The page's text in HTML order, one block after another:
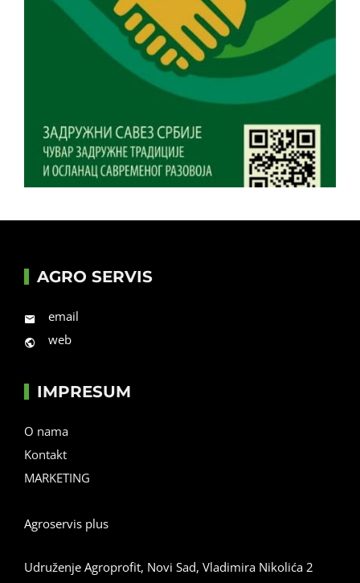
AGRO SERVIS
email
web
IMPRESUM
O nama
Kontakt
MARKETING
Agroservis plus
Udruženje Agroprofit, Novi Sad, Vladimira Nikolića 2